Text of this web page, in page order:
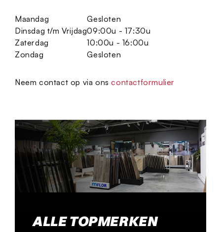
Maandag
Dinsdag t/m Vrijdag
Zaterdag
Zondag
Gesloten
09:00u - 17:30u
10:00u - 16:00u
Gesloten
Neem contact op via onscontactformulier
ALLE TOPMERKEN